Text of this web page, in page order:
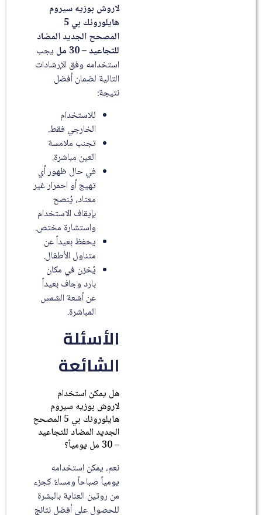
لاروش بوزيه سيروم
هايلورونك بي 5
المصحح الجديد المضاد
للتجاعيد – 30 مل
يجب
استخدامه وفق الإرشادات
التالية لضمان أفضل
للاستخدام
الخارجي فقط.
تجنب ملامسة
العين مباشرة.
في حال ظهور أي
تهيج أو احمرار غير
معتاد، يُنصح
بإيقاف الاستخدام
واستشارة مختص.
يحفظ بعيداً عن
متناول الأطفال.
يُخزن في مكان
بارد وجاف بعيداً
عن أشعة الشمس
المباشرة.
الأسئلة
الشائعة
هل يمكن استخدام
لاروش بوزيه سيروم
هايلورونك بي 5 المصحح
الجديد المضاد للتجاعيد
نعم، يمكن استخدامه
يومياً صباحاً ومساءً كجزء
من روتين العناية بالبشرة
للحصول على أفضل نتائج